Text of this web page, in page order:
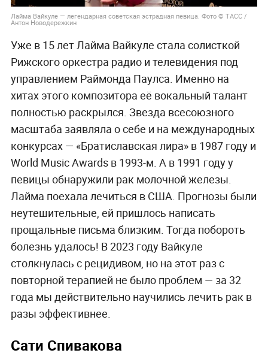
Лайма Вайкуле — легендарная советская эстрадная певица. Фото © ТАСС /
Антон Новодережкин
Уже в 15 лет Лайма Вайкуле стала солисткой
Рижского оркестра радио и телевидения под
управлением Раймонда Паулса. Именно на
хитах этого композитора её вокальный талант
полностью раскрылся. Звезда всесоюзного
масштаба заявляла о себе и на международных
конкурсах — «Братиславская лира» в 1987 году и
World Music Awards в 1993-м. А в 1991 году у
певицы обнаружили рак молочной железы.
Лайма поехала лечиться в США. Прогнозы были
неутешительные, ей пришлось написать
прощальные письма близким. Тогда побороть
болезнь удалось! В 2023 году Вайкуле
столкнулась с рецидивом, но на этот раз с
повторной терапией не было проблем — за 32
года мы действительно научились лечить рак в
разы эффективнее.
Сати Спивакова